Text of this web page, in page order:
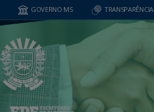
GOVERNO MS TRANSPARÊNCIA